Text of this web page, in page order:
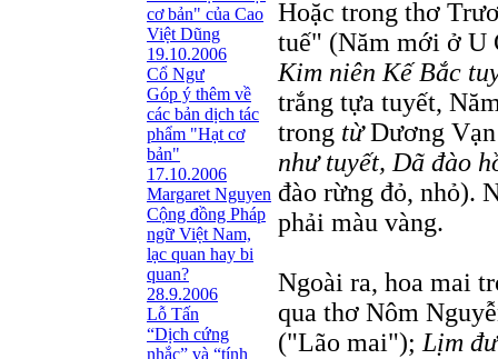
cơ bản" của Cao
Việt Dũng
19.10.2006
Cổ Ngư
Góp ý thêm về
các bản dịch tác
phẩm "Hạt cơ
bản"
17.10.2006
Margaret Nguyen
Cộng đồng Pháp
ngữ Việt Nam,
lạc quan hay bi
quan?
28.9.2006
Lỗ Tấn
“Dịch cứng
nhắc” và “tính
Hoặc trong thơ
tuế" (Năm mới ở U
Kim niên Kế Bắc
trắng tựa tuyết,
trong từDương
như tuyết, Dã đào
đào rừng đỏ, nhỏ).
phải màu vàng.
Ngoài ra, hoa mai
qua thơ Nôm
("Lão mai"); Lịm